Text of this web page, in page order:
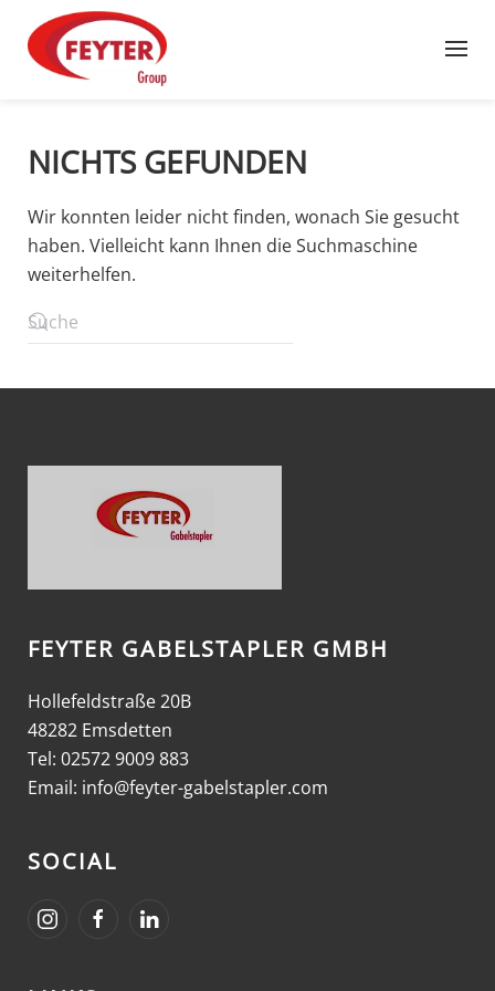
Zum Hauptinhalt springen
NICHTS GEFUNDEN
Wir konnten leider nicht finden, wonach Sie gesucht
haben. Vielleicht kann Ihnen die Suchmaschine
weiterhelfen.
FEYTER GABELSTAPLER GMBH
Hollefeldstraße 20B
48282 Emsdetten
Tel: 02572 9009 883
Email: info@feyter-gabelstapler.com
SOCIAL